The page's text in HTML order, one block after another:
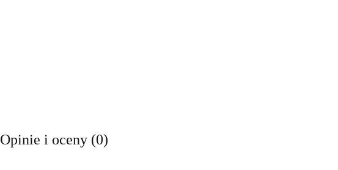
Opinie i oceny (0)